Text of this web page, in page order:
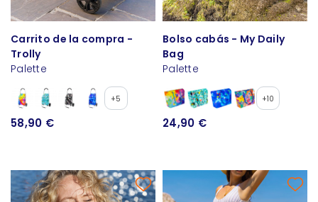
Carrito de la compra -
Trolly
Palette
+5
58,90 €
Bolso cabás - My Daily
Bag
Palette
+10
24,90 €